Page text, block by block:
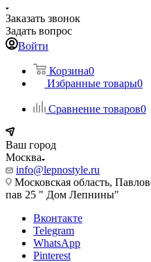
Заказать звонок
Задать вопрос
Войти
Корзина0
Избранные товары0
Сравнение товаров0
Ваш город
Москва
info@lepnostyle.ru
Московская область,
пав 25 " Дом Лепнины"
Вконтакте
Telegram
WhatsApp
Pinterest